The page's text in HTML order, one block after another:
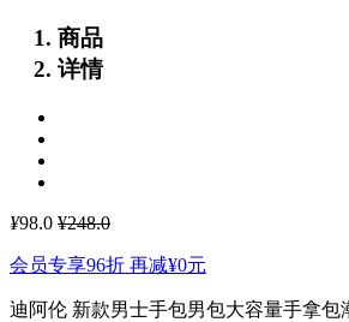
商品
详情
¥98.0 ¥248.0
会员专享96折 再减¥0元
迪阿伦 新款男士手包男包大容量手拿包